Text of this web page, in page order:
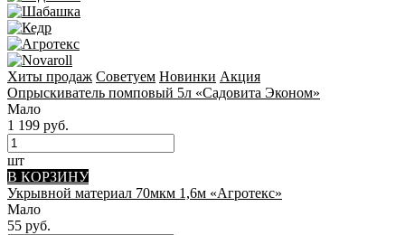
Хиты продаж Советуем Новинки Акция
Опрыскиватель помповый 5л «Садовита Эконом»
Мало
1 199 руб.
шт
В КОРЗИНУ
Укрывной материал 70мкм 1,6м «Агротекс»
Мало
55 руб.